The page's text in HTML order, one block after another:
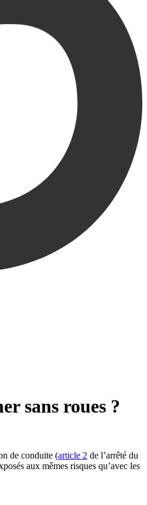
sans roues ?
de conduite (article 2 de l’arrêté du
aux mêmes risques qu’avec les